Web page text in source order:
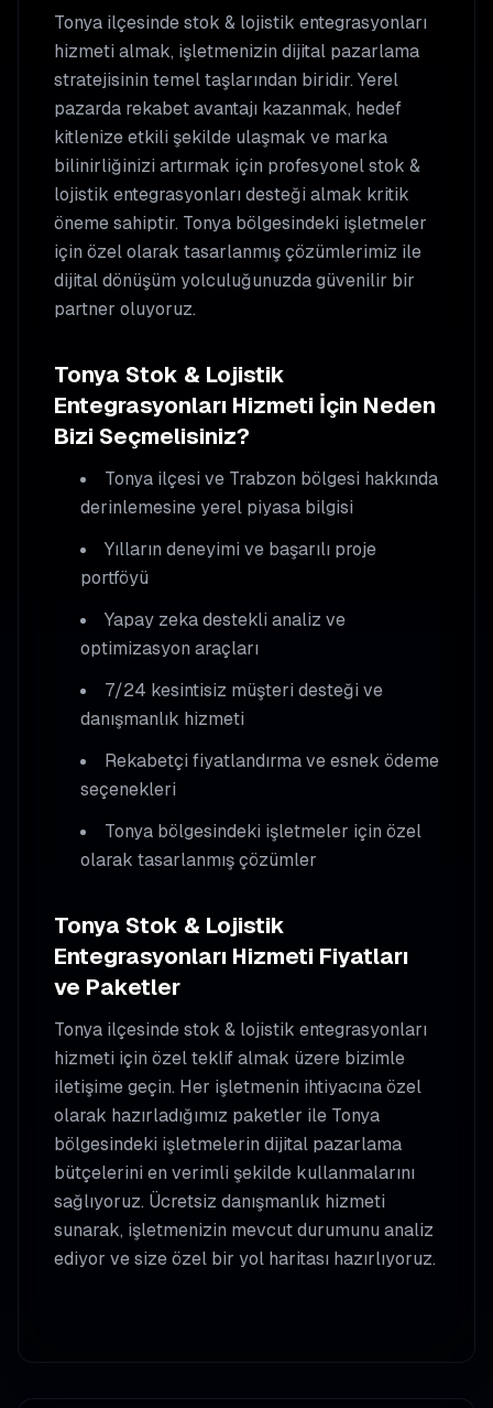
Tonya ilçesindestok & lojistik entegrasyonları
hizmeti almak, işletmenizin dijital pazarlama
stratejisinin temel taşlarından biridir. Yerel
pazarda rekabet avantajı kazanmak, hedef
kitlenize etkili şekilde ulaşmak ve marka
bilinirliğinizi artırmak için profesyonelstok &
lojistik entegrasyonları desteği almak kritik
öneme sahiptir. Tonya bölgesindeki işletmeler
için özel olarak tasarlanmış çözümlerimiz ile
dijital dönüşüm yolculuğunuzda güvenilir bir
partner oluyoruz.
Tonya Stok & Lojistik
Entegrasyonları Hizmeti İçin Neden
Bizi Seçmelisiniz?
Tonya ilçesi ve Trabzon bölgesi hakkında
derinlemesine yerel piyasa bilgisi
Yılların deneyimi ve başarılı proje
portföyü
Yapay zeka destekli analiz ve
optimizasyon araçları
7/24 kesintisiz müşteri desteği ve
danışmanlık hizmeti
Rekabetçi fiyatlandırma ve esnek ödeme
seçenekleri
Tonya bölgesindeki işletmeler için özel
olarak tasarlanmış çözümler
Tonya Stok & Lojistik
Entegrasyonları Hizmeti Fiyatları
ve Paketler
Tonya ilçesindestok & lojistik entegrasyonları
hizmeti için özel teklif almak üzere bizimle
iletişime geçin. Her işletmenin ihtiyacına özel
olarak hazırladığımız paketler ile Tonya
bölgesindeki işletmelerin dijital pazarlama
bütçelerini en verimli şekilde kullanmalarını
sağlıyoruz. Ücretsiz danışmanlık hizmeti
sunarak, işletmenizin mevcut durumunu analiz
ediyor ve size özel bir yol haritası hazırlıyoruz.